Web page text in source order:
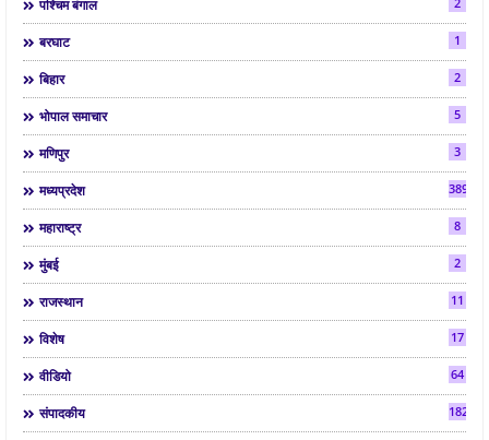
पश्चिम बंगाल
बरघाट 1
बिहार 2
भोपाल समाचार 5
मणिपुर 3
मध्यप्रदेश 3892
महाराष्ट्र 8
मुंबई 2
राजस्थान 11
विशेष 17
वीडियो 64
संपादकीय 182